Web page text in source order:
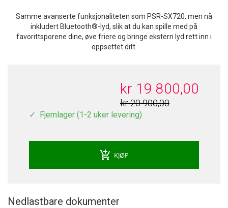
Samme avanserte funksjonaliteten som PSR-SX720, men nå
inkludert Bluetooth®-lyd, slik at du kan spille med på
favorittsporene dine, øve friere og bringe ekstern lyd rett inn i
oppsettet ditt.
kr 19 800,00
kr 20 900,00
Fjernlager (1-2 uker levering)
add_shopping_cart KJØP
Nedlastbare dokumenter